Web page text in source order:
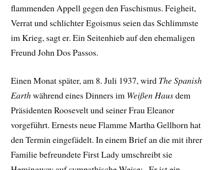
flammenden Appell gegen den Faschismus. Feigheit,
Verrat und schlichter Egoismus seien das Schlimmste
im Krieg, sagt er. Ein Seitenhieb auf den ehemaligen
Freund John Dos Passos.
Einen Monat später, am 8. Juli 1937, wird The Spanish
Earthwährend eines Dinners im Weißen Hausdem
Präsidenten Roosevelt und seiner Frau Eleanor
vorgeführt. Ernests neue Flamme Martha Gellhorn hat
den Termin eingefädelt. In einem Brief an die mit ihrer
Familie befreundete First Lady umschreibt sie